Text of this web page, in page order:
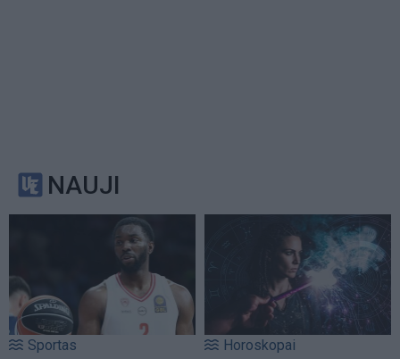
NAUJI
Sportas Horoskopai